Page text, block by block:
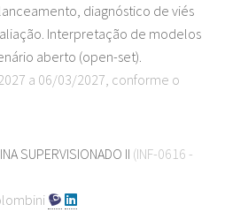
diagnóstico de viés
Interpretação de modelos
aberto (open-set).
a 06/03/2027, conforme o
SUPERVISIONADO II (INF-0616 -